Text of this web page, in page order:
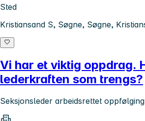
Sted
Kristiansand S, Søgne, Søgne,
Vi har et viktig oppdrag.
lederkraften som trengs?
Seksjonsleder arbeidsrettet oppfølging